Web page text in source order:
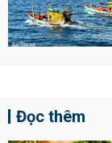
Đọc thêm